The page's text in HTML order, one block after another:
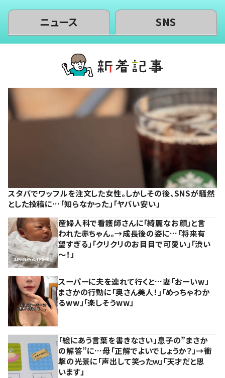
ニュース SNS
スタバでワッフルを注文した女性。しかしその後、SNSが騒然
とした投稿に…「知らなかった」「ヤバい安い」
産婦人科で看護師さんに「綺麗なお顔」と言
われた赤ちゃん。→成長後の姿に…「将来有
望すぎる」「クリクリのお目目で可愛い」「渋い
～！」
スーパーに夫を連れて行くと…妻「おーいw」
まさかの行動に「奥さん美人！」「めっちゃわか
るww」「楽しそうww」
「絵にあう言葉を書きなさい」息子の”まさか
の解答”に…母「正解でよいでしょうか？」→衝
撃の光景に「声出して笑ったｗ」「天才だと思
います」